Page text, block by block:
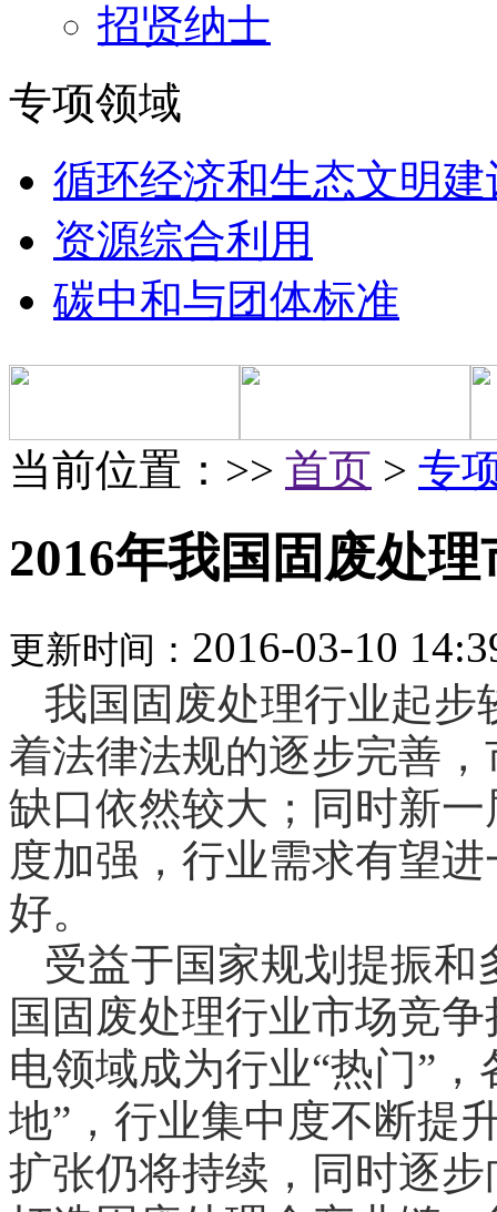
招贤纳士
专项领域
循环经济和生态文明建
资源综合利用
碳中和与团体标准
当前位置：>> 首页 > 专
2016年我国固废处
更新时间： 2016-03-10
我国固废处理行业起步
着法律法规的逐步完善
缺口依然较大；同时新
度加强，行业需求有望
好。
受益于国家规划提振
国固废处理行业市场竞
电领域成为行业“热门”
地”，行业集中度不断提
扩张仍将持续，同时逐